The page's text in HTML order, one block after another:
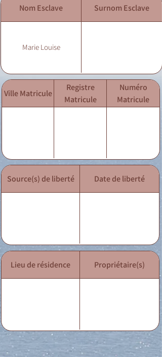
Nom Esclave Surnom Esclave
Marie Louise
Ville Matricule
Registre
Matricule
Numéro
Matricule
Source(s) de liberté Date de liberté
Lieu de résidence Propriétaire(s)